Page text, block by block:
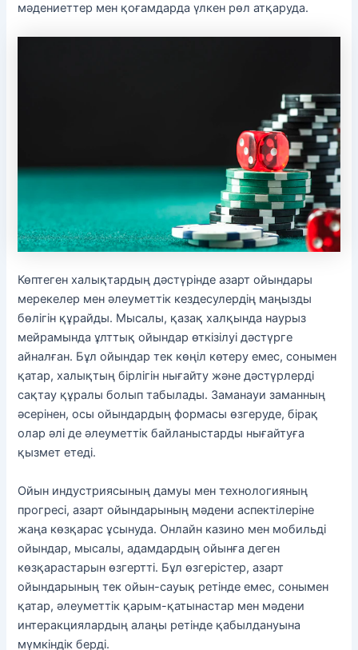
мәдениеттер мен қоғамдарда үлкен рөл атқаруда.
Көптеген халықтардың дәстүрінде азарт ойындары
мерекелер мен әлеуметтік кездесулердің маңызды
бөлігін құрайды. Мысалы, қазақ халқында наурыз
мейрамында ұлттық ойындар өткізілуі дәстүрге
айналған. Бұл ойындар тек көңіл көтеру емес, сонымен
қатар, халықтың бірлігін нығайту және дәстүрлерді
сақтау құралы болып табылады. Заманауи заманның
әсерінен, осы ойындардың формасы өзгеруде, бірақ
олар әлі де әлеуметтік байланыстарды нығайтуға
қызмет етеді.
Ойын индустриясының дамуы мен технологияның
прогресі, азарт ойындарының мәдени аспектілеріне
жаңа көзқарас ұсынуда. Онлайн казино мен мобильді
ойындар, мысалы, адамдардың ойынға деген
көзқарастарын өзгертті. Бұл өзгерістер, азарт
ойындарының тек ойын-сауық ретінде емес, сонымен
қатар, әлеуметтік қарым-қатынастар мен мәдени
интеракциялардың алаңы ретінде қабылдануына
мүмкіндік берді.